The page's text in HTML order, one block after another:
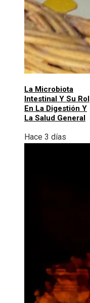
La Microbiota
Intestinal Y Su Rol
En La Digestión Y
La Salud General
Hace 3 días